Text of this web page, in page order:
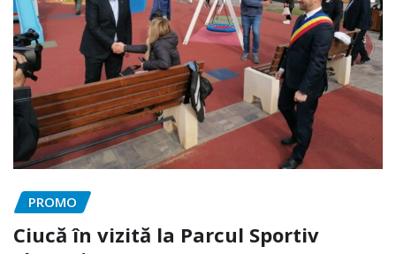
PROMO
Ciucă în vizită la Parcul Sportiv